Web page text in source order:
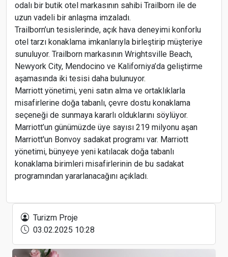
odalı bir butik otel markasının sahibi Trailborn ile de
uzun vadeli bir anlaşma imzaladı.
Trailborn’un tesislerinde, açık hava deneyimi konforlu
otel tarzı konaklama imkanlarıyla birleştirip müşteriye
sunuluyor. Trailborn markasının Wrightsville Beach,
Newyork City, Mendocino ve Kaliforniya’da geliştirme
aşamasında iki tesisi daha bulunuyor.
Marriott yönetimi, yeni satın alma ve ortaklıklarla
misafirlerine doğa tabanlı, çevre dostu konaklama
seçeneği de sunmaya kararlı olduklarını söylüyor.
Marriott’un günümüzde üye sayısı 219 milyonu aşan
Marriott'un Bonvoy sadakat programı var. Marriott
yönetimi, bünyeye yeni katılacak doğa tabanlı
konaklama birimleri misafirlerinin de bu sadakat
programından yararlanacağını açıkladı.
Turizm Proje
03.02.2025 10:28
İkinci Yarıya Hazırlanıyor